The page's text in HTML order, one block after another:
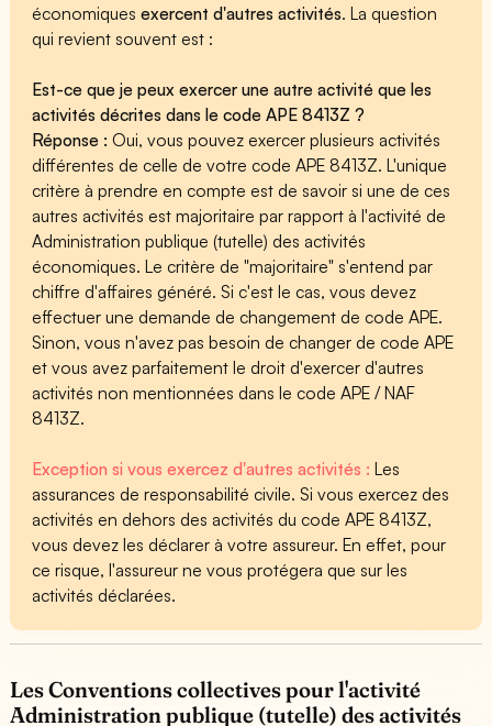
économiquesexercent d'autres activités. La question
qui revient souvent est :
Est-ce que je peux exercer une autre activité que les
activités décrites dans le code APE 8413Z ?
Réponse :Oui, vous pouvez exercer plusieurs activités
différentes de celle de votre code APE 8413Z. L'unique
critère à prendre en compte est de savoir si une de ces
autres activités est majoritaire par rapport à l'activité de
Administration publique (tutelle) des activités
économiques. Le critère de "majoritaire" s'entend par
chiffre d'affaires généré. Si c'est le cas, vous devez
effectuer une demande de changement de code APE.
Sinon, vous n'avez pas besoin de changer de code APE
et vous avez parfaitement le droit d'exercer d'autres
activités non mentionnées dans le code APE / NAF
8413Z.
Exception si vous exercez d'autres activités :Les
assurances de responsabilité civile. Si vous exercez des
activités en dehors des activités du code APE 8413Z,
vous devez les déclarer à votre assureur. En effet, pour
ce risque, l'assureur ne vous protégera que sur les
activités déclarées.
Les Conventions collectives pour l'activité
Administration publique (tutelle) des activités